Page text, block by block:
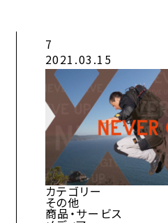
7
2021.03.15
カテゴリー
その他
商品・サービス